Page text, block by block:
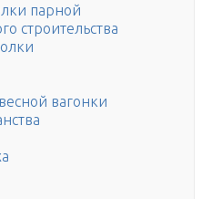
парной
строительства
вагонки